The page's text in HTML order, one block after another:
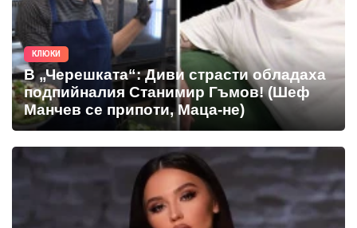
КЛЮКИ
В „Черешката“: Диви страсти обладаха
подпийналия Станимир Гъмов! (Шеф
Манчев се припоти, Маца-не)